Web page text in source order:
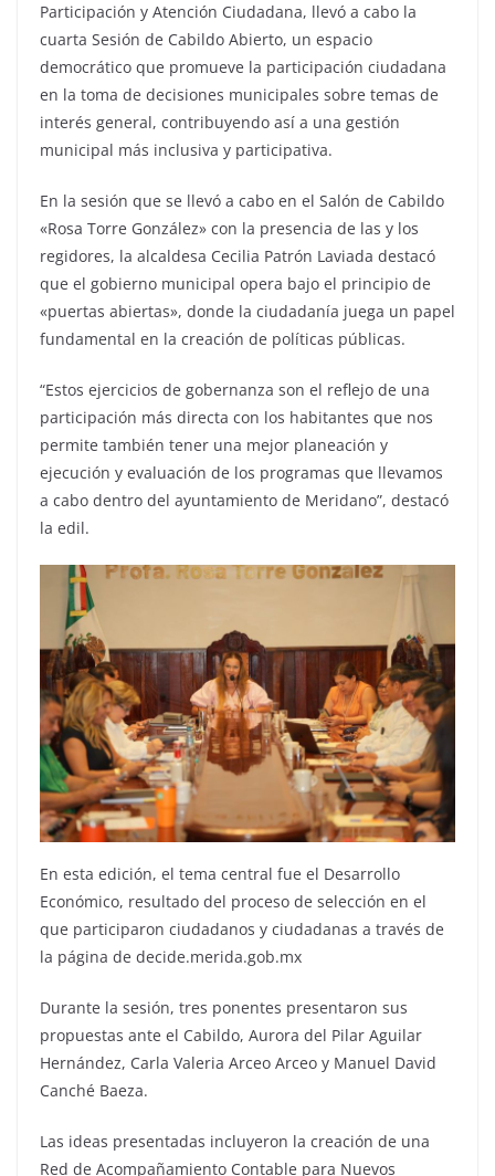
Participación y Atención Ciudadana, llevó a cabo la
cuarta Sesión de Cabildo Abierto, un espacio
democrático que promueve la participación ciudadana
en la toma de decisiones municipales sobre temas de
interés general, contribuyendo así a una gestión
municipal más inclusiva y participativa.
En la sesión que se llevó a cabo en el Salón de Cabildo
«Rosa Torre González» con la presencia de las y los
regidores, la alcaldesa Cecilia Patrón Laviada destacó
que el gobierno municipal opera bajo el principio de
«puertas abiertas», donde la ciudadanía juega un papel
fundamental en la creación de políticas públicas.
“Estos ejercicios de gobernanza son el reflejo de una
participación más directa con los habitantes que nos
permite también tener una mejor planeación y
ejecución y evaluación de los programas que llevamos
a cabo dentro del ayuntamiento de Meridano”, destacó
la edil.
En esta edición, el tema central fue el Desarrollo
Económico, resultado del proceso de selección en el
que participaron ciudadanos y ciudadanas a través de
la página de decide.merida.gob.mx
Durante la sesión, tres ponentes presentaron sus
propuestas ante el Cabildo, Aurora del Pilar Aguilar
Hernández, Carla Valeria Arceo Arceo y Manuel David
Canché Baeza.
Las ideas presentadas incluyeron la creación de una
Red de Acompañamiento Contable para Nuevos